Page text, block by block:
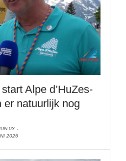
Alpe d’HuZes-
er natuurlijk nog
03
2026